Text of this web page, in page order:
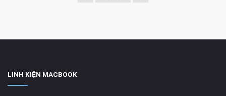
LINH KIỆN MACBOOK